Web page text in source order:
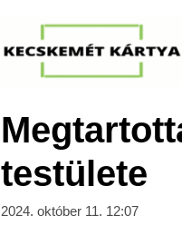
testülete
2024. október 11. 12:07